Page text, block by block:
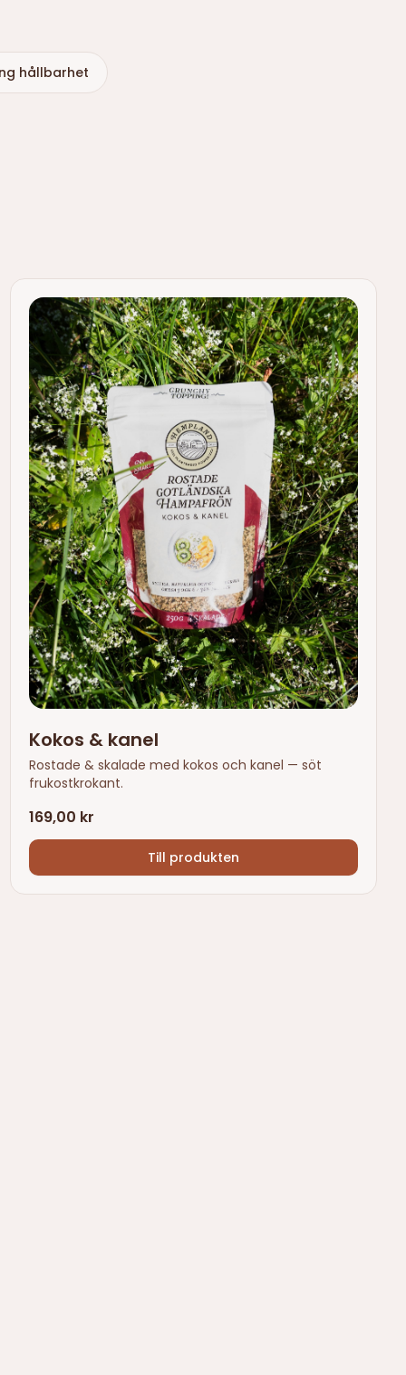
hållbarhet
Kokos & kanel
Rostade & skalade med kokos och kanel — söt
frukostkrokant.
169,00 kr
Till produkten